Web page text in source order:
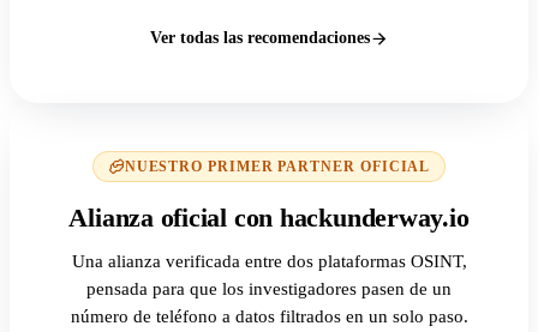
Ver todas las recomendaciones
NUESTRO PRIMER PARTNER OFICIAL
Alianza oficial con hackunderway.io
Una alianza verificada entre dos plataformas OSINT,
pensada para que los investigadores pasen de un
número de teléfono a datos filtrados en un solo paso.